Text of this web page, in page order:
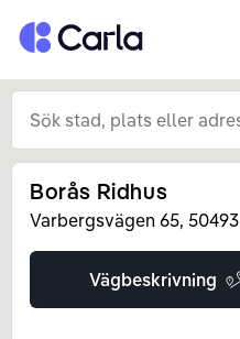
Tillbaka till startsidan
Borås Ridhus
Varbergsvägen 65, 50493
Vägbeskrivning